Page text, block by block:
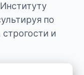
по
и